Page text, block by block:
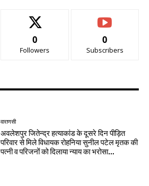
0
Followers
0
Subscribers
वाराणसी
अवलेशपुर जितेन्द्र हत्याकांड के दूसरे दिन पीड़ित
परिवार से मिले विधायक रोहनिया सुनील पटेल मृतक की
पत्नी व परिजनों को दिलाया न्याय का भरोसा...